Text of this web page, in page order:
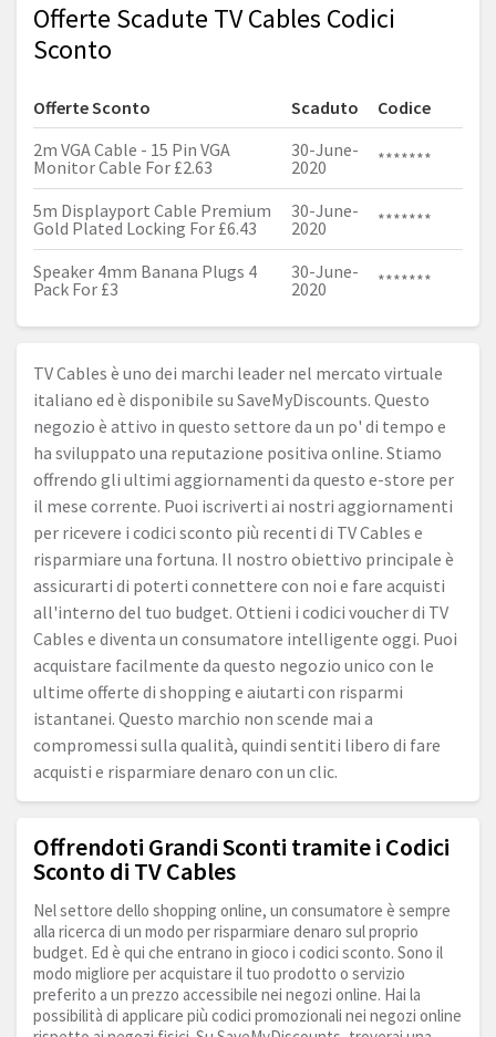
Offerte Scadute TV Cables Codici
Sconto
Offerte Sconto Scaduto
Codice
2m VGA Cable - 15 Pin VGA
Monitor Cable For £2.63
30-June-
2020
*******
5m Displayport Cable Premium
Gold Plated Locking For £6.43
30-June-
2020
*******
Speaker 4mm Banana Plugs 4
Pack For £3
30-June-
2020
*******
TV Cables è uno dei marchi leader nel mercato virtuale
italiano ed è disponibile su SaveMyDiscounts. Questo
negozio è attivo in questo settore da un po' di tempo e
ha sviluppato una reputazione positiva online. Stiamo
offrendo gli ultimi aggiornamenti da questo e-store per
il mese corrente. Puoi iscriverti ai nostri aggiornamenti
per ricevere i codici sconto più recenti di TV Cables e
risparmiare una fortuna. Il nostro obiettivo principale è
assicurarti di poterti connettere con noi e fare acquisti
all'interno del tuo budget. Ottieni i codici voucher di TV
Cables e diventa un consumatore intelligente oggi. Puoi
acquistare facilmente da questo negozio unico con le
ultime offerte di shopping e aiutarti con risparmi
istantanei. Questo marchio non scende mai a
compromessi sulla qualità, quindi sentiti libero di fare
acquisti e risparmiare denaro con un clic.
Offrendoti Grandi Sconti tramite i Codici
Sconto di TV Cables
Nel settore dello shopping online, un consumatore è sempre
alla ricerca di un modo per risparmiare denaro sul proprio
budget. Ed è qui che entrano in gioco i codici sconto. Sono il
modo migliore per acquistare il tuo prodotto o servizio
preferito a un prezzo accessibile nei negozi online. Hai la
possibilità di applicare più codici promozionali nei negozi online